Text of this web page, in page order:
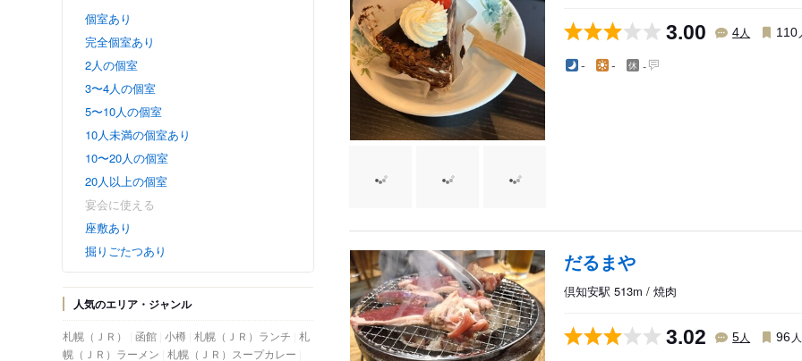
個室あり
完全個室あり
2人の個室
3〜4人の個室
5〜10人の個室
10人未満の個室あり
10〜20人の個室
20人以上の個室
宴会に使える
座敷あり
掘りごたつあり
人気のエリア・ジャンル
札幌（ＪＲ） 函館 小樽 札幌（ＪＲ）ランチ 札
幌（ＪＲ）ラーメン 札幌（ＪＲ）スープカレー
3.00 4人 110
- - -
だるまや
倶知安駅 513m / 焼肉
3.02 5人 96 人